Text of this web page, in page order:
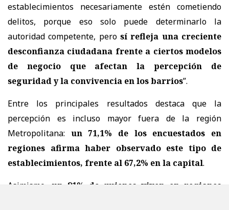
establecimientos necesariamente estén cometiendo
delitos, porque eso solo puede determinarlo la
autoridad competente, perosí refleja una creciente
desconfianza ciudadana frente a ciertos modelos
de negocio que afectan la percepción de
seguridad y la convivencia en los barrios”.
Entre los principales resultados destaca que la
percepción es incluso mayor fuera de la región
Metropolitana: un 71,1% de los encuestados en
regiones afirma haber observado este tipo de
establecimientos, frente al 67,2% en la capital.
Asimismo, un 81% de quienes viven en regiones